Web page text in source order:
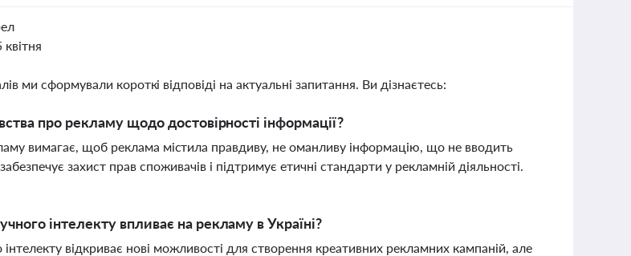
квітня
ми сформували короткі відповіді на актуальні запитання. Ви дізнаєтесь:
про рекламу щодо достовірності інформації?
вимагає, щоб реклама містила правдиву, не оманливу інформацію, що не вводить
захист прав споживачів і підтримує етичні стандарти у рекламній діяльності.
інтелекту впливає на рекламу в Україні?
відкриває нові можливості для створення креативних рекламних кампаній, але